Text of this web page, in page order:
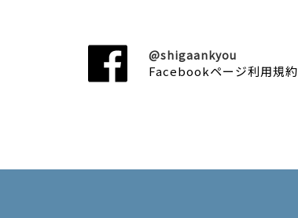
@shigaankyou
Facebookページ利用規約